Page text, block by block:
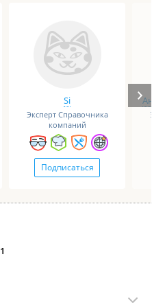
Si
Эксперт Справочника
компаний
Подписаться
1